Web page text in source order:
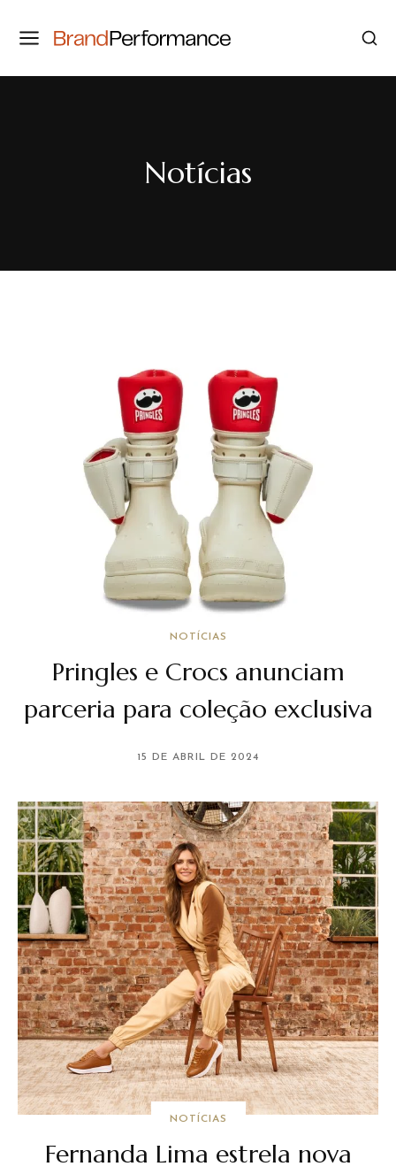
Notícias
NOTÍCIAS
Pringles e Crocs anunciam
parceria para coleção exclusiva
15 DE ABRIL DE 2024
NOTÍCIAS
Fernanda Lima estrela nova